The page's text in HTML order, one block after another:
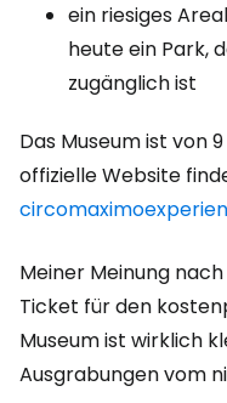
ein riesiges
heute ein Park,
zugänglich ist
Das Museum ist von
offizielle Website
Meiner Meinung
Ticket für den
Museum ist wirklich
Ausgrabungen vom